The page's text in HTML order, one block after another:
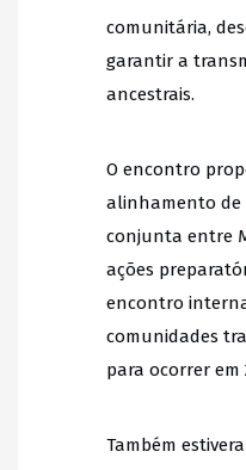
comunitária,
garantir a
ancestrais.
O encontro
alinhamento de
conjunta entre
ações
encontro
comunidades
para ocorrer em
Também